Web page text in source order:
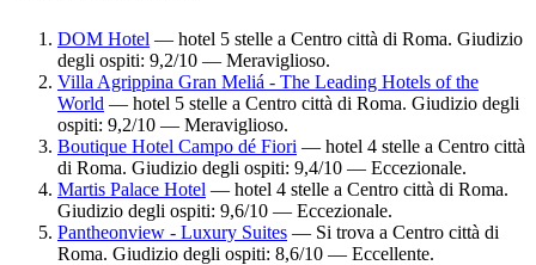
DOM Hotel — hotel 5 stelle a Centro città di Roma. Giudizio
degli ospiti: 9,2/10 — Meraviglioso.
Villa Agrippina Gran Meliá - The Leading Hotels of the
World — hotel 5 stelle a Centro città di Roma. Giudizio degli
ospiti: 9,2/10 — Meraviglioso.
Boutique Hotel Campo dé Fiori — hotel 4 stelle a Centro città
di Roma. Giudizio degli ospiti: 9,4/10 — Eccezionale.
Martis Palace Hotel — hotel 4 stelle a Centro città di Roma.
Giudizio degli ospiti: 9,6/10 — Eccezionale.
Pantheonview - Luxury Suites — Si trova a Centro città di
Roma. Giudizio degli ospiti: 8,6/10 — Eccellente.